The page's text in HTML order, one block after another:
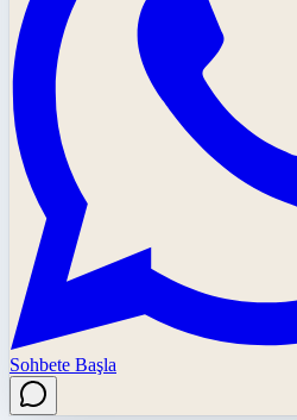
Sohbete Başla